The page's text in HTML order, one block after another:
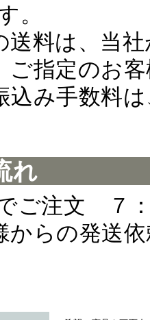
。
送料は、当
ご指定のお
込み手数料
れ
ご注文 ７
らの発送